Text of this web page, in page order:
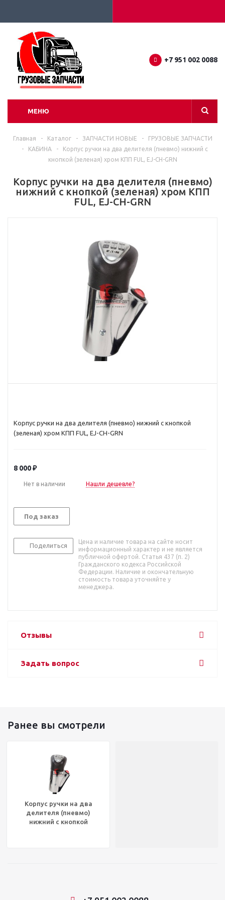
+7 951 002 0088
МЕНЮ
Главная - Каталог - ЗАПЧАСТИ НОВЫЕ -
ГРУЗОВЫЕ ЗАПЧАСТИ
-
КАБИНА -
Корпус ручки на два делителя (пневмо) нижний с
кнопкой (зеленая) хром КПП FUL, EJ-CH-GRN
Корпус ручки на два делителя (пневмо)
нижний с кнопкой (зеленая) хром КПП
FUL, EJ-CH-GRN
Корпус ручки на два делителя (пневмо) нижний с кнопкой
(зеленая) хром КПП FUL, EJ-CH-GRN
8 000₽
Нет в наличии Нашли дешевле?
Под заказ
Поделиться
Цена и наличие товара на сайте носит
информационный характер и не является
публичной офертой. Статья 437 (п. 2)
Гражданского кодекса Российской
Федерации. Наличие и окончательную
стоимость товара уточняйте у
менеджера.
Отзывы
Задать вопрос
Ранее вы смотрели
Корпус ручки на два
делителя (пневмо)
нижний с кнопкой